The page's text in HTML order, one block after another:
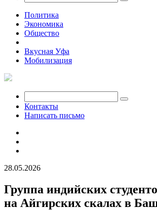
Политика
Экономика
Общество
Вкусная Уфа
Мобилизация
Контакты
Написать письмо
28.05.2026
Группа индийских
на Айгирских скалах в